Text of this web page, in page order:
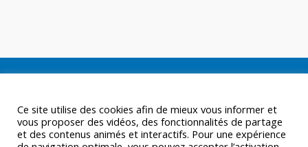
Ce site utilise des cookies afin de mieux vous informer et
vous proposer des vidéos, des fonctionnalités de partage
et des contenus animés et interactifs. Pour une expérience